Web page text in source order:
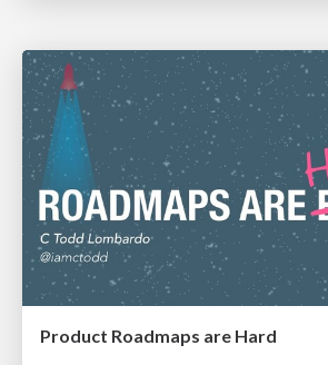
Product Roadmaps are Hard